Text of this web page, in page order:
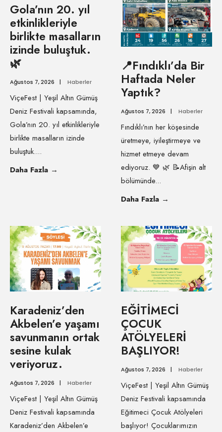
Gola’nın 20. yıl
etkinlikleriyle
birlikte masalların
izinde buluştuk.
🌿
Ağustos 7, 2026 | Haberler
ViçeFest | Yeşil Altın Gümüş
Deniz Festivali kapsamında,
Gola’nın 20. yıl etkinlikleriyle
birlikte masalların izinde
buluştuk....
Daha Fazla →
📍Fındıklı’da Bir
Haftada Neler
Yaptık?
Ağustos 7, 2026 | Haberler
Fındıklı’nın her köşesinde
üretmeye, iyileştirmeye ve
hizmet etmeye devam
ediyoruz. 💙 🌿 📝Afişin alt
bölümünde...
Daha Fazla →
Karadeniz’den
Akbelen’e yaşamı
savunmanın ortak
sesine kulak
veriyoruz.
Ağustos 7, 2026 | Haberler
ViçeFest | Yeşil Altın Gümüş
Deniz Festivali kapsamında
Karadeniz’den Akbelen’e
EĞİTİMECİ
ÇOCUK
ATÖLYELERİ
BAŞLIYOR!
Ağustos 7, 2026 | Haberler
ViçeFest | Yeşil Altın Gümüş
Deniz Festivali kapsamında
Eğitimeci Çocuk Atölyeleri
başlıyor! Çocuklarımızın